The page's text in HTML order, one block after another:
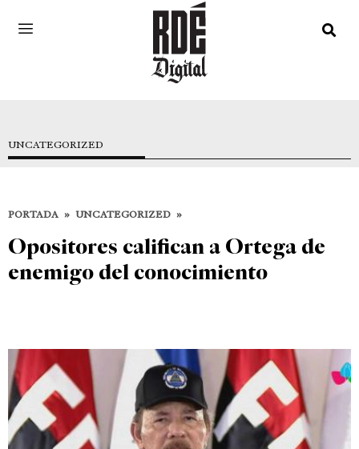
UNCATEGORIZED
PORTADA » UNCATEGORIZED »
Opositores califican a Ortega de
enemigo del conocimiento